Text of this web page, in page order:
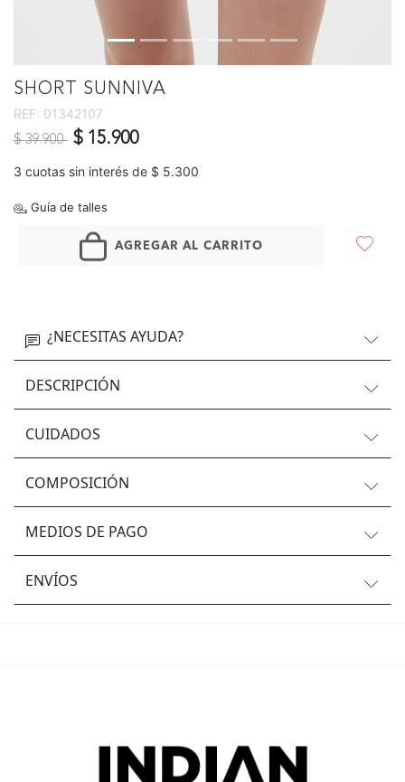
SHORT SUNNIVA
REF: 01342107
Precio reducido de
$ 39.900 a$ 15.900
3 cuotas sin interés de $ 5.300
Guía de talles
AGREGAR AL CARRITO
¿NECESITAS AYUDA?
DESCRIPCIÓN
CUIDADOS
COMPOSICIÓN
MEDIOS DE PAGO
ENVÍOS